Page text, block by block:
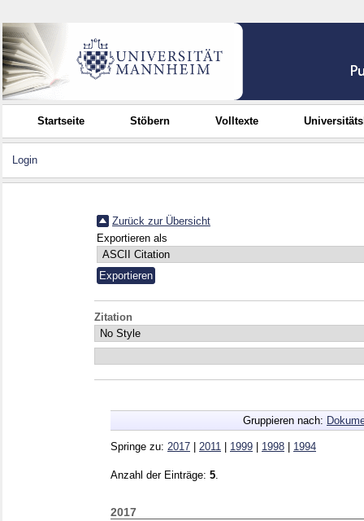
Startseite Stöbern Volltexte
Login
Zurück zur Übersicht
Exportieren als
Zitation
Gruppieren nach:
Springe zu: 2017 2011 1999 1998 1994
Anzahl der Einträge: 5
2017